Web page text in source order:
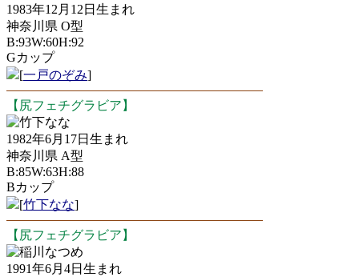
1983年12月12日生まれ
神奈川県 O型
B:93W:60H:92
Gカップ
[一戸のぞみ]
【尻フェチグラビア】
竹下なな
1982年6月17日生まれ
神奈川県 A型
B:85W:63H:88
Bカップ
[竹下なな]
【尻フェチグラビア】
稲川なつめ
1991年6月4日生まれ